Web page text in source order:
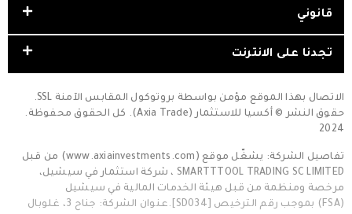
قانوني
تجدنا على الانترنت
الاتصال بهذا الموقع مؤمن بواسطة بروتوكول المقابس الآمنة SSL.
حقوق النشر © أكسيا للاستثمار (Axia Trade). كل الحقوق محفوظة.
2024
تفاصيل الشركة: يشغّل موقع (www.axiainvestments.com) من قبل
SMARTTTOOL TRADING SC LIMITED ، شركة استثمار في سيشيل،
مرخصة ومنظمة من قبل هيئة الخدمات المالية في سيشيل
(FSA) بموجب رقم الترخيص [SD034].عنوان الشركة: جناح 3، غلوبال